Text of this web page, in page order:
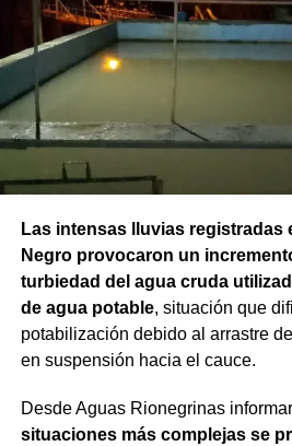
Las intensas lluvias registradas
Negro provocaron un
turbiedad del agua cruda
de agua potable, situación que
potabilización debido al arrastre
en suspensión hacia el cauce.
Desde Aguas Rionegrinas
situaciones más complejas se